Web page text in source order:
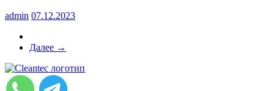
admin 07.12.2023
Далее →